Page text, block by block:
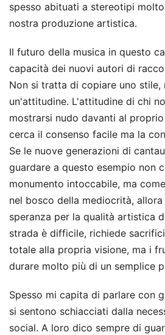
spesso abituati a stereotipi
nostra produzione artistica.
Il futuro della musica in questo
capacità dei nuovi autori di
Non si tratta di copiare uno stile,
un'attitudine. L'attitudine di chi
mostrarsi nudo davanti al
cerca il consenso facile ma la
Se le nuove generazioni di
guardare a questo esempio non
monumento intoccabile, ma
nel bosco della mediocrità,
speranza per la qualità artistica
strada è difficile, richiede
totale alla propria visione, ma i
durare molto più di un semplice
Spesso mi capita di parlare con
si sentono schiacciati dalla
social. A loro dico sempre di